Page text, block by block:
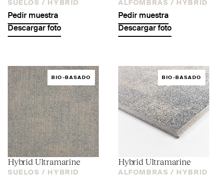
SUELOS / HYBRID
Pedir muestra
Descargar foto
ALFOMBRAS / HYBRID
Pedir muestra
Descargar foto
BIO-BASADO
Hybrid Ultramarine
SUELOS / HYBRID
BIO-BASADO
Hybrid Ultramarine
ALFOMBRAS / HYBRID